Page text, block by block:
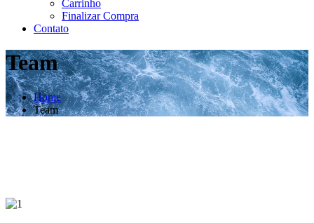
Carrinho
Finalizar Compra
Contato
Team
Home
Team